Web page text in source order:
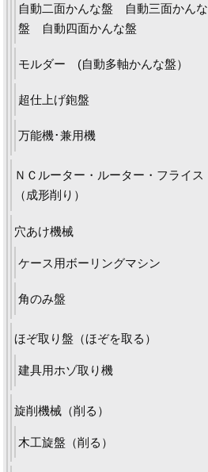
自動二面かんな盤 自動三面かんな
盤 自動四面かんな盤
モルダー (自動多軸かんな盤）
超仕上げ鉋盤
万能機･兼用機
ＮＣルーター・ルーター・フライス
（成形削り）
穴あけ機械
ケース用ボーリングマシン
角のみ盤
ほぞ取り盤（ほぞを取る）
建具用ホゾ取り機
旋削機械（削る）
木工旋盤（削る）